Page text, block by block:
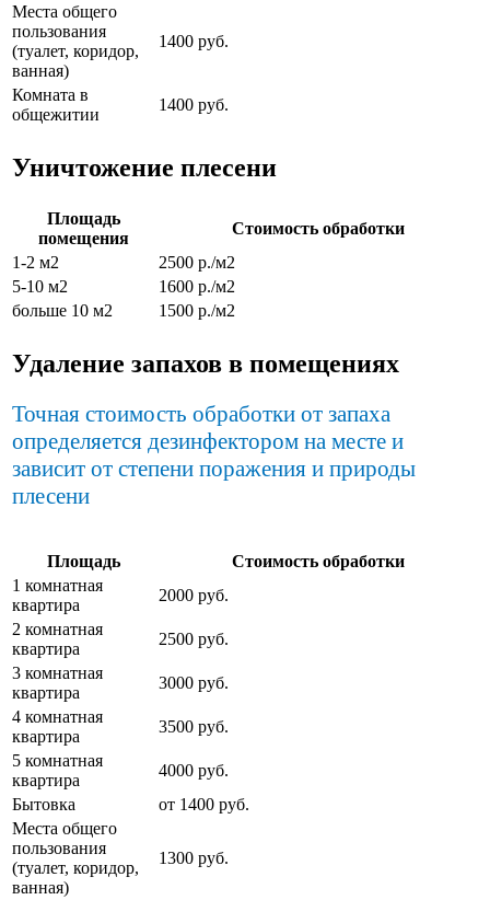
Места общего
пользования
(туалет, коридор,
ванная)
1400 руб.
Комната в
общежитии
1400 руб.
Уничтожение плесени
Площадь
помещения
Стоимость обработки
1-2 м2
2500 р./м2
5-10 м2
1600 р./м2
больше 10 м2
1500 р./м2
Удаление запахов в помещениях
Точная стоимость обработки от запаха
определяется дезинфектором на месте и
зависит от степени поражения и природы
плесени
Площадь
Стоимость обработки
1 комнатная
квартира
2000 руб.
2 комнатная
квартира
2500 руб.
3 комнатная
квартира
3000 руб.
4 комнатная
квартира
3500 руб.
5 комнатная
квартира
4000 руб.
Бытовка
от 1400 руб.
Места общего
пользования
(туалет, коридор,
ванная)
1300 руб.